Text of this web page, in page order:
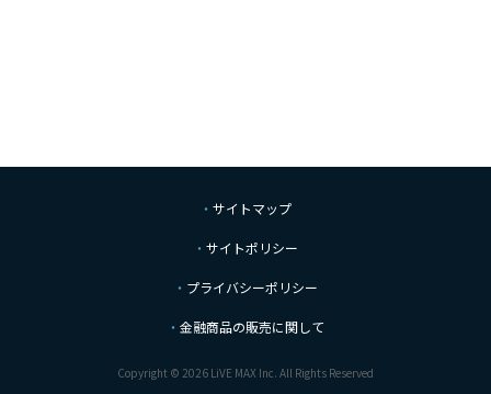
サイトマップ
サイトポリシー
プライバシーポリシー
金融商品の販売に関して
Copyright © 2026 LiVE MAX Inc. All Rights Reserved